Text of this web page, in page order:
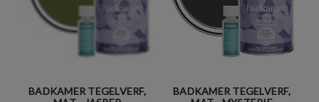
BADKAMER TEGELVERF,
BADKAMER TEGELVERF,